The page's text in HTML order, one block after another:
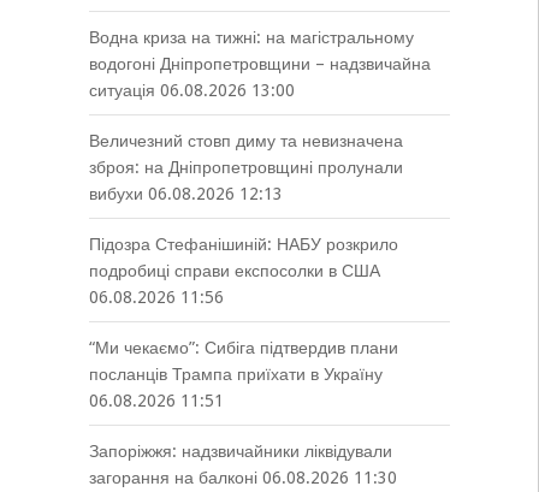
Водна криза на тижні: на магістральному
водогоні Дніпропетровщини – надзвичайна
ситуація 06.08.2026 13:00
Величезний стовп диму та невизначена
зброя: на Дніпропетровщині пролунали
вибухи 06.08.2026 12:13
Підозра Стефанішиній: НАБУ розкрило
подробиці справи експосолки в США
06.08.2026 11:56
“Ми чекаємо”: Сибіга підтвердив плани
посланців Трампа приїхати в Україну
06.08.2026 11:51
Запоріжжя: надзвичайники ліквідували
загорання на балконі 06.08.2026 11:30